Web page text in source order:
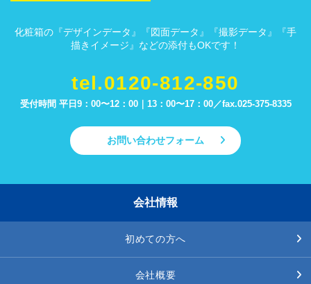
化粧箱の『デザインデータ』『図面データ』『撮影データ』『手
描きイメージ』などの添付もOKです！
tel.0120-812-850
受付時間 平日9：00〜12：00｜13：00〜17：00／fax.025-375-8335
お問い合わせフォーム
会社情報
初めての方へ
会社概要